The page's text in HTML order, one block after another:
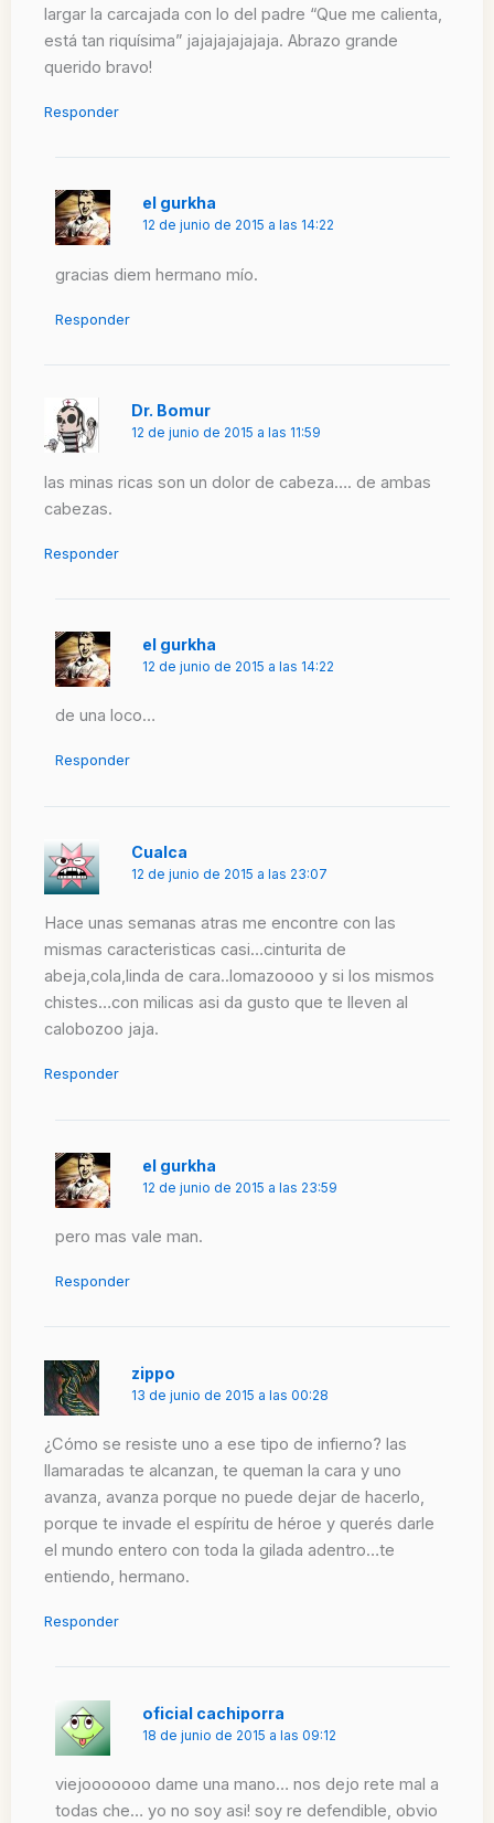
largar la carcajada con lo del padre “Que me calienta,
está tan riquísima” jajajajajajaja. Abrazo grande
querido bravo!
Responder
el gurkha
12 de junio de 2015 a las 14:22
gracias diem hermano mío.
Responder
Dr. Bomur
12 de junio de 2015 a las 11:59
las minas ricas son un dolor de cabeza…. de ambas
cabezas.
Responder
el gurkha
12 de junio de 2015 a las 14:22
de una loco…
Responder
Cualca
12 de junio de 2015 a las 23:07
Hace unas semanas atras me encontre con las
mismas caracteristicas casi…cinturita de
abeja,cola,linda de cara..lomazoooo y si los mismos
chistes…con milicas asi da gusto que te lleven al
calobozoo jaja.
Responder
el gurkha
12 de junio de 2015 a las 23:59
pero mas vale man.
Responder
zippo
13 de junio de 2015 a las 00:28
¿Cómo se resiste uno a ese tipo de infierno? las
llamaradas te alcanzan, te queman la cara y uno
avanza, avanza porque no puede dejar de hacerlo,
porque te invade el espíritu de héroe y querés darle
el mundo entero con toda la gilada adentro…te
entiendo, hermano.
Responder
oficial cachiporra
18 de junio de 2015 a las 09:12
viejooooooo dame una mano… nos dejo rete mal a
todas che… yo no soy asi! soy re defendible, obvio